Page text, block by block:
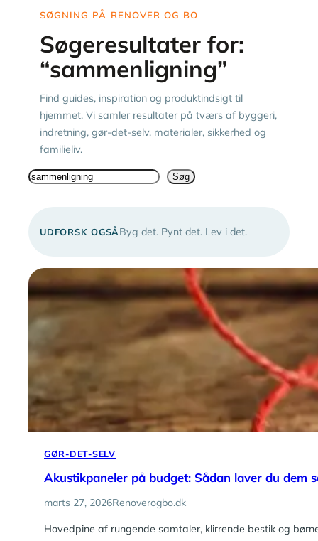
SØGNING PÅ RENOVER OG BO
Søgeresultater for:
“sammenligning”
Find guides, inspiration og produktindsigt til
hjemmet. Vi samler resultater på tværs af byggeri,
indretning, gør-det-selv, materialer, sikkerhed og
familieliv.
Søg Søg
UDFORSK OGSÅByg det. Pynt det. Lev i det.
GØR-DET-SELV
Akustikpaneler på budget: Sådan laver du dem
marts 27, 2026Renoverogbo.dk
Hovedpine af rungende samtaler, klirrende bestik og